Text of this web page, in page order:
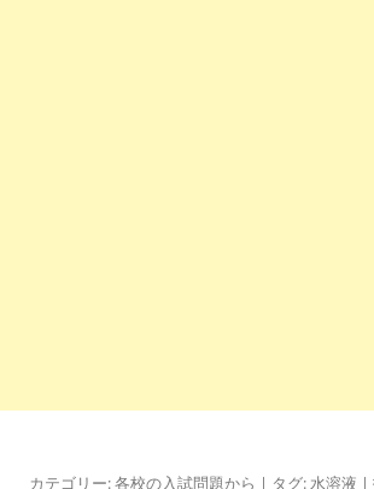
カテゴリー:各校の入試問題から | タグ:水溶液 |